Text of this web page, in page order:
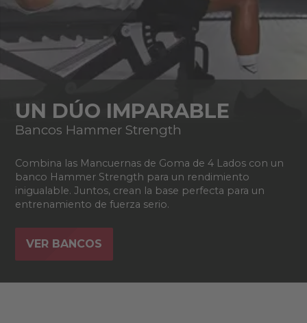
UN DÚO IMPARABLE
Bancos Hammer Strength
Combina las Mancuernas de Goma de 4 Lados con un
banco Hammer Strength para un rendimiento
inigualable. Juntos, crean la base perfecta para un
entrenamiento de fuerza serio.
VER BANCOS